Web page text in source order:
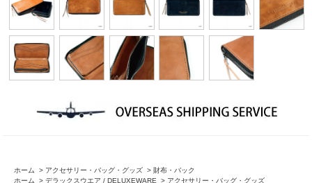
ホーム > アクセサリー・バッグ・グッズ > 財布・バック
ホーム
> デラックスウエア / DELUXEWARE > アクセサリー・バッグ・グッズ